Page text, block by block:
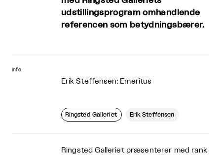
udstillingsprogram omhandlende
referencen som betydningsbærer.
info
Erik Steffensen: Emeritus
Ringsted Galleriet Erik Steffensen
Ringsted Galleriet præsenterer med rank